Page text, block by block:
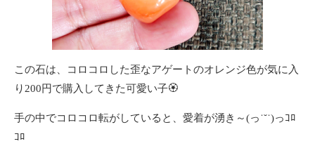
この石は、コロコロした歪なアゲートのオレンジ色が気に入
り200円で購入してきた可愛い子🏵
手の中でコロコロ転がしていると、愛着が湧き～(っ˙˘˙)っｺﾛ
ｺﾛ